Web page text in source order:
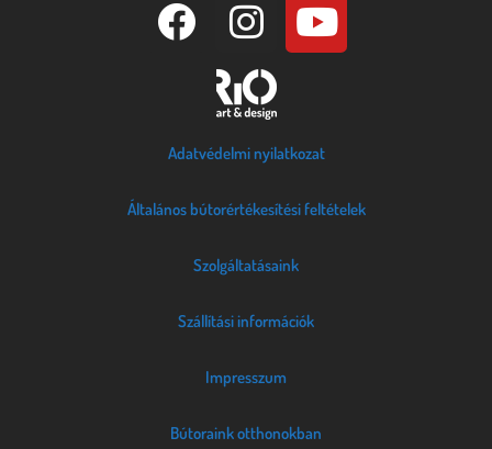
Adatvédelmi nyilatkozat
Általános bútorértékesítési feltételek
Szolgáltatásaink
Szállítási információk
Impresszum
Bútoraink otthonokban